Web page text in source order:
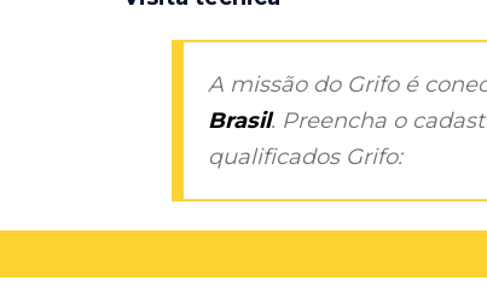
A missão do Grifo é
Brasil. Preencha o
qualificados Grifo: